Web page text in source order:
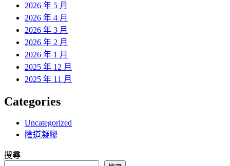
2026 年 5 月
2026 年 4 月
2026 年 3 月
2026 年 2 月
2026 年 1 月
2025 年 12 月
2025 年 11 月
Categories
Uncategorized
陰道凝膠
搜尋